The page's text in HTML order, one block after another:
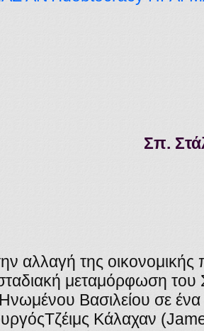
Σπ.
αλλαγή της
μεταμόρφωση του
Βασιλείου σε
Κάλαχαν